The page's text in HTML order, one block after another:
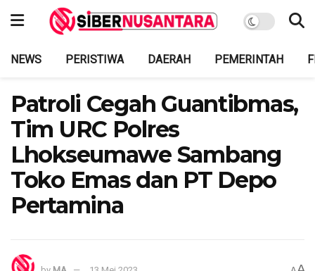
NEWS PERISTIWA DAERAH PEMERINTAH
Patroli Cegah Guantibmas,
Tim URC Polres
Lhokseumawe Sambang
Toko Emas dan PT Depo
Pertamina